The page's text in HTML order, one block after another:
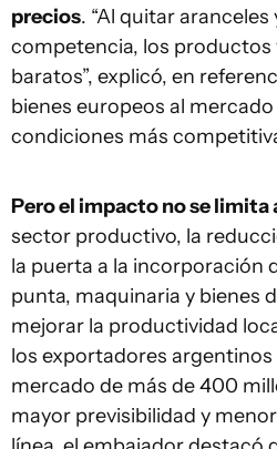
precios. “Al quitar
competencia, los productos
baratos”, explicó, en
bienes europeos al
condiciones más
Pero el impacto no se limita
sector productivo, la
la puerta a la incorporación
punta, maquinaria y bienes
mejorar la productividad
los exportadores argentinos
mercado de más de 400
mayor previsibilidad y